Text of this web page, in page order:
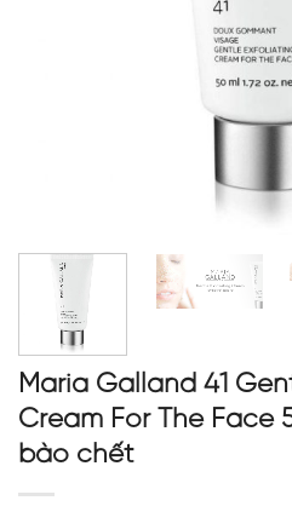
Maria Galland 41
Cream For The Face
bào chết